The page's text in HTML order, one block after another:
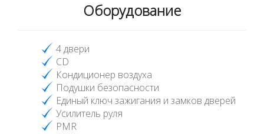
Оборудование
4 двери
CD
Кондиционер воздуха
Подушки безопасности
Единый ключ зажигания и замков дверей
Усилитель руля
PMR